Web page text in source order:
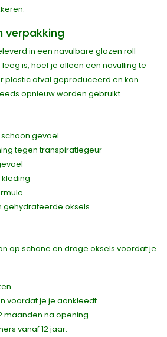
verpakking
in een navulbare glazen roll-
is, hoef je alleen een navulling te
plastic afval geproduceerd en kan
opnieuw worden gebruikt.
gevoel
tegen transpiratiegeur
gehydrateerde oksels
op schone en droge oksels voordat je
voordat je je aankleedt.
maanden na opening.
vanaf 12 jaar.